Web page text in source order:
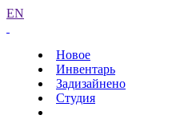
EN
Новое
Инвентарь
Задизайнено
Студия